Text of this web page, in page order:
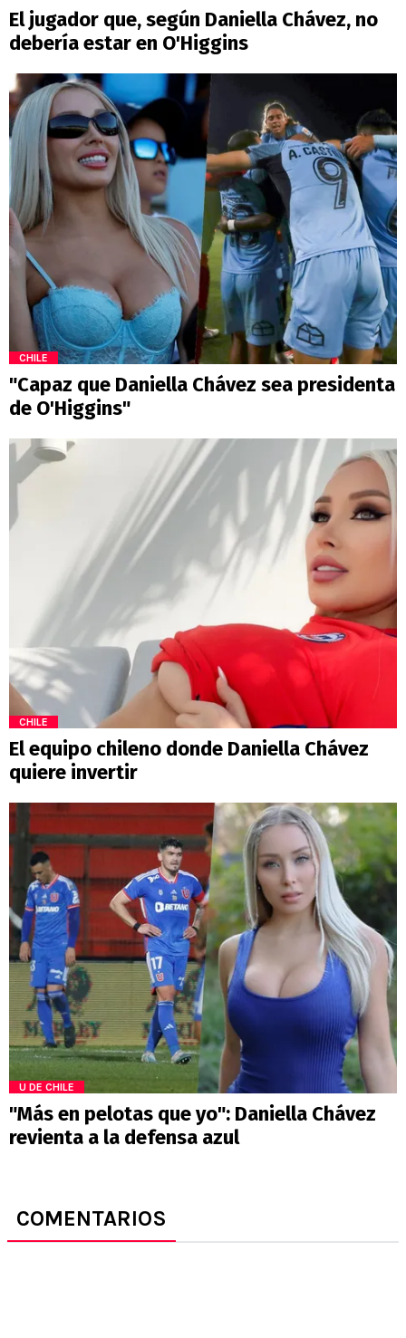
El jugador que, según Daniella Chávez, no
debería estar en O'Higgins
CHILE
"Capaz que Daniella Chávez sea presidenta
de O'Higgins"
CHILE
El equipo chileno donde Daniella Chávez
quiere invertir
U DE CHILE
"Más en pelotas que yo": Daniella Chávez
revienta a la defensa azul
COMENTARIOS